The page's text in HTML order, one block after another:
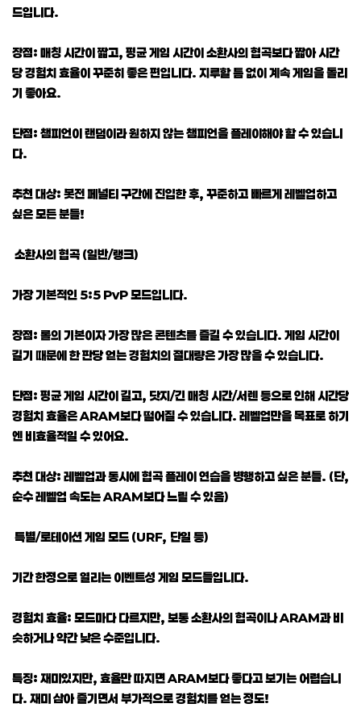
드입니다.
장점: 매칭 시간이 짧고, 평균 게임 시간이 소환사의 협곡보다 짧아 시간
당 경험치 효율이 꾸준히 좋은 편입니다. 지루할 틈 없이 계속 게임을 돌리
기 좋아요.
단점: 챔피언이 랜덤이라 원하지 않는 챔피언을 플레이해야 할 수 있습니
다.
추천 대상: 봇전 페널티 구간에 진입한 후, 꾸준하고 빠르게 레벨업하고
싶은 모든 분들!
소환사의 협곡 (일반/랭크)
가장 기본적인 5:5 PvP 모드입니다.
장점: 롤의 기본이자 가장 많은 콘텐츠를 즐길 수 있습니다. 게임 시간이
길기 때문에 한 판당 얻는 경험치의 절대량은 가장 많을 수 있습니다.
단점: 평균 게임 시간이 길고, 닷지/긴 매칭 시간/서렌 등으로 인해 시간당
경험치 효율은 ARAM보다 떨어질 수 있습니다. 레벨업만을 목표로 하기
엔 비효율적일 수 있어요.
추천 대상: 레벨업과 동시에 협곡 플레이 연습을 병행하고 싶은 분들. (단,
순수 레벨업 속도는 ARAM보다 느릴 수 있음)
특별/로테이션 게임 모드 (URF, 단일 등)
기간 한정으로 열리는 이벤트성 게임 모드들입니다.
경험치 효율: 모드마다 다르지만, 보통 소환사의 협곡이나 ARAM과 비
슷하거나 약간 낮은 수준입니다.
특징: 재미있지만, 효율만 따지면 ARAM보다 좋다고 보기는 어렵습니
다. 재미 삼아 즐기면서 부가적으로 경험치를 얻는 정도!